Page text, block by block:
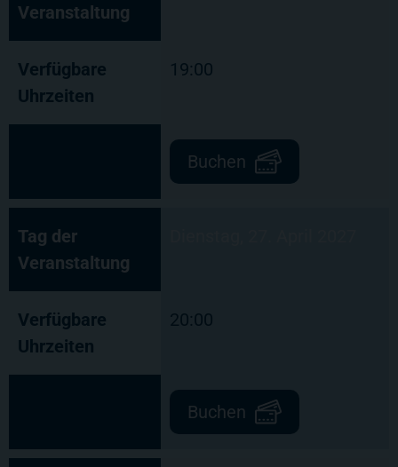
Veranstaltung
Verfügbare
Uhrzeiten
19:00
Buchen
Tag der
Veranstaltung
Verfügbare
Uhrzeiten
20:00
Buchen